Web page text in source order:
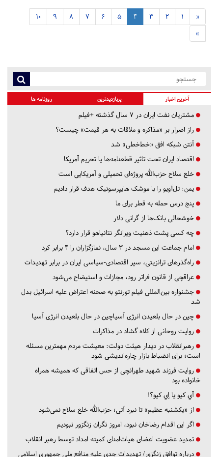
«
1
2
3
4
5
6
7
8
9
10
»
آخرین اخبار پربازدیدترین روزنامه ها
مشتریان نفت ایران در ۷ سال گذشته +فیلم
راز اصرار بر «مذاکره و ملاقات به هر قیمت» چیست؟
آنتن شبکه افق «خط‌خطی» شد
اقتصاد ایران تحت تاثیر قطعنامه‌ها یا تحریم‌ آمریکا
خلع سلاح حزب‌الله پروژه‌ای تحمیلی و آمریکایی است
یمن: تل‌آویو را با موشک هایپرسونیک هدف قرار دادیم
پنج درس‌ حمله به قطر برای ما
خوشحالی بانک‌ها از گرانی دلار
چه کسی پشت ذهنیت ویرانگر نتانیاهو قرار دارد؟
امام جماعت این مسجد در ۳ سال، نمازگزاران را ۴ برابر کرد
راه‌گذرهای ترانزیتی، سپر اقتصادی-سیاسی ایران در برابر تهدیدات
عراقچی از قانون فراتر رود، مجازات و استیضاح می‌شود
جشنواره بین‌المللی فیلم تورنتو به صحنه اعتراض علیه اسرائیل بدل
شد
چین در حال بلعیدن انرژی آسیاچین در حال بلعیدن انرژی آسیا
روایت روحانی از کلاه گشاد در مذاکرات
رهبرانقلاب در دیدار هیئت دولت: معیشت مردم مهمترین مسئله
است؛ برای انضباط بازار چاره‌اندیشی شود
روایت فرزند شهید طهرانچی از حس اتفاقی که همیشه همراه
خانواده بود
آي كيو يا اِي كيو؟!
از «یکشنبه عظیم» تا نبرد آتی؛ حزب‌الله خلع سلاح نمی‌شود
اگر این اقدام رضاخان نبود، امروز نگران زنگزور نبودیم
تمدید عضویت اعضای هیات‌امنای کمیته امداد توسط رهبر انقلاب
درباره توافق زنگزور/ تهدیدات جدی علیه منافع ملی جمهوری اسلامی